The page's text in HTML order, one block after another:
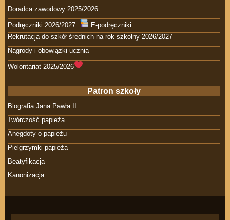
Doradca zawodowy 2025/2026
Podręczniki 2026/2027.
E-podręczniki
Rekrutacja do szkół średnich na rok szkolny 2026/2027
Nagrody i obowiązki ucznia
Wolontariat 2025/2026
Patron szkoły
Biografia Jana Pawła II
Twórczość papieża
Anegdoty o papieżu
Pielgrzymki papieża
Beatyfikacja
Kanonizacja